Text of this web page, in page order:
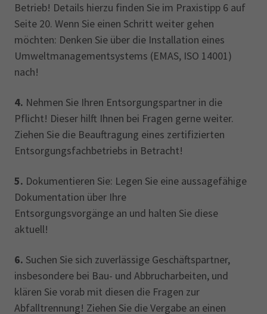
Betrieb! Details hierzu finden Sie im Praxistipp 6 auf
Seite 20. Wenn Sie einen Schritt weiter gehen
möchten: Denken Sie über die Installation eines
Umweltmanagementsystems (EMAS, ISO 14001)
nach!
4. Nehmen Sie Ihren Entsorgungspartner in die
Pflicht! Dieser hilft Ihnen bei Fragen gerne weiter.
Ziehen Sie die Beauftragung eines zertifizierten
Entsorgungsfachbetriebs in Betracht!
5. Dokumentieren Sie: Legen Sie eine aussagefähige
Dokumentation über Ihre
Entsorgungsvorgänge an und halten Sie diese
aktuell!
6. Suchen Sie sich zuverlässige Geschäftspartner,
insbesondere bei Bau- und Abbrucharbeiten, und
klären Sie vorab mit diesen die Fragen zur
Abfalltrennung! Ziehen Sie die Vergabe an einen